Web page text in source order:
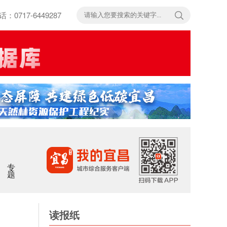
：0717-6449287
专题
读报纸